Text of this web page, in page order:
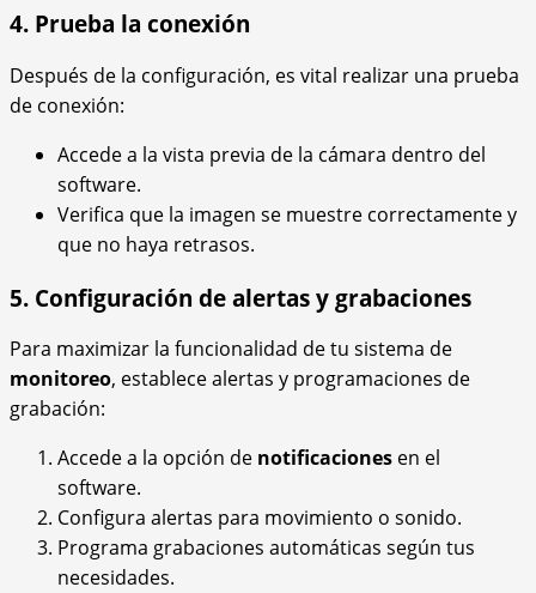
4. Prueba la conexión
Después de la configuración, es vital realizar una prueba
de conexión:
Accede a la vista previa de la cámara dentro del
software.
Verifica que la imagen se muestre correctamente y
que no haya retrasos.
5. Configuración de alertas y grabaciones
Para maximizar la funcionalidad de tu sistema de
monitoreo, establece alertas y programaciones de
grabación:
Accede a la opción de notificaciones en el
software.
Configura alertas para movimiento o sonido.
Programa grabaciones automáticas según tus
necesidades.